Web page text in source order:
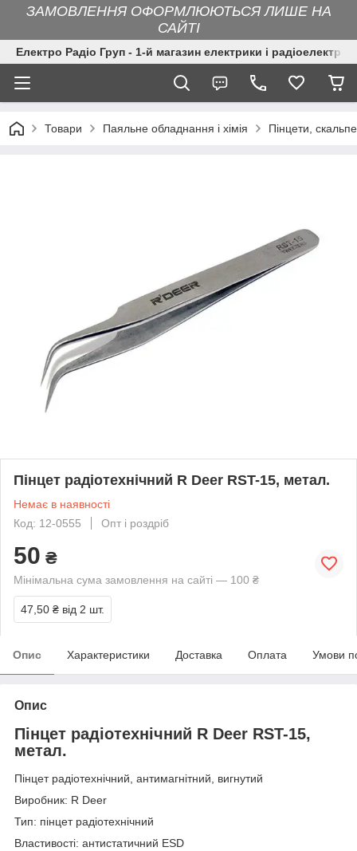
ЗАМОВЛЕННЯ ОФОРМЛЮЮТЬСЯ ЛИШЕ НА
САЙТІ
Електро Радіо Груп - 1-й магазин електрики і
Товари Паяльне обладнання і хімія Пінцети,
Пінцет радіотехнічний R Deer RST-15, метал.
Немає в наявності
Код: 12-0555
Опт і роздріб
50 ₴
Мінімальна сума замовлення на сайті — 100 ₴
47,50 ₴ від 2 шт.
Опис Характеристики Доставка Оплата Умови
Опис
Пінцет радіотехнічний R Deer RST-15,
метал.
Пінцет радіотехнічний, антимагнітний, вигнутий
Виробник: R Deer
Тип: пінцет радіотехнічний
Властивості: антистатичний ESD